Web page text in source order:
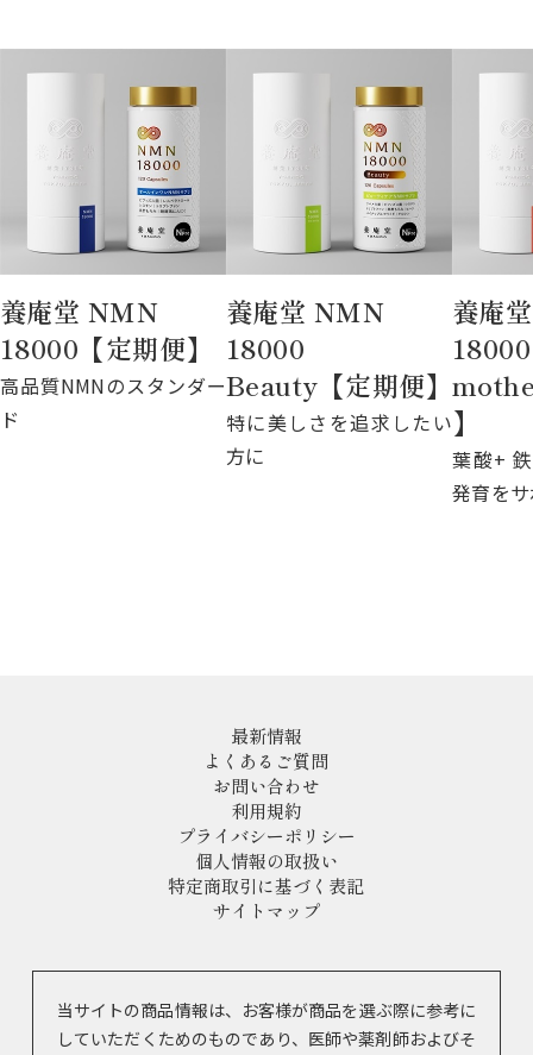
養庵堂 NMN
18000【定期便】
高品質NMNのスタンダー
ド
養庵堂 NMN
18000
Beauty【定期便】
特に美しさを追求したい
方に
養庵
】
葉酸+
発育を
最新情報
よくあるご質問
お問い合わせ
利用規約
プライバシーポリシー
個人情報の取扱い
特定商取引に基づく表記
サイトマップ
当サイトの商品情報は、お客様が商品を選ぶ際に参考に
していただくためのものであり、医師や薬剤師およびそ